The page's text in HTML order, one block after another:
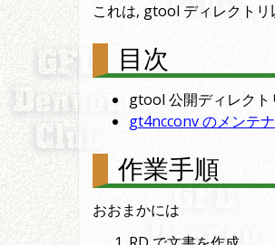
これは, gtool ディレクト
目次
gtool 公開ディレクト
gt4ncconv のメンテ
作業手順
おおまかには